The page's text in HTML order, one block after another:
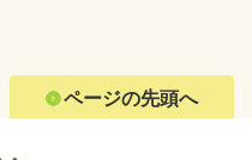
ページの先頭へ